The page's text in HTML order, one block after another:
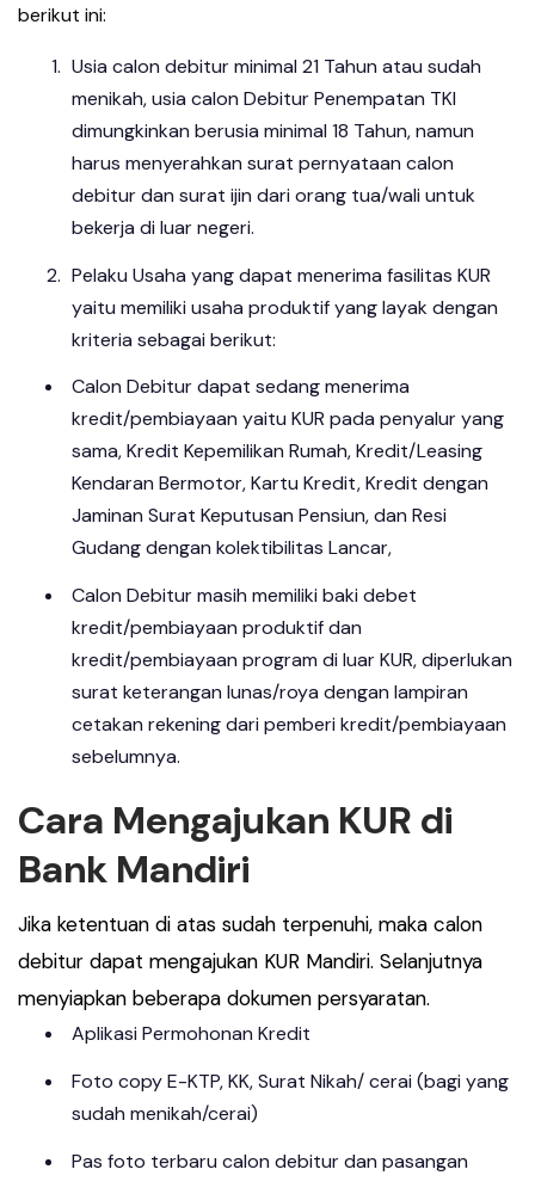
berikut ini:
Usia calon debitur minimal 21 Tahun atau sudah
menikah, usia calon Debitur Penempatan TKI
dimungkinkan berusia minimal 18 Tahun, namun
harus menyerahkan surat pernyataan calon
debitur dan surat ijin dari orang tua/wali untuk
bekerja di luar negeri.
Pelaku Usaha yang dapat menerima fasilitas KUR
yaitu memiliki usaha produktif yang layak dengan
kriteria sebagai berikut:
Calon Debitur dapat sedang menerima
kredit/pembiayaan yaitu KUR pada penyalur yang
sama, Kredit Kepemilikan Rumah, Kredit/Leasing
Kendaran Bermotor, Kartu Kredit, Kredit dengan
Jaminan Surat Keputusan Pensiun, dan Resi
Gudang dengan kolektibilitas Lancar,
Calon Debitur masih memiliki baki debet
kredit/pembiayaan produktif dan
kredit/pembiayaan program di luar KUR, diperlukan
surat keterangan lunas/roya dengan lampiran
cetakan rekening dari pemberi kredit/pembiayaan
sebelumnya.
Cara Mengajukan KUR di
Bank Mandiri
Jika ketentuan di atas sudah terpenuhi, maka calon
debitur dapat mengajukan KUR Mandiri. Selanjutnya
menyiapkan beberapa dokumen persyaratan.
Aplikasi Permohonan Kredit
Foto copy E-KTP, KK, Surat Nikah/ cerai (bagi yang
sudah menikah/cerai)
Pas foto terbaru calon debitur dan pasangan